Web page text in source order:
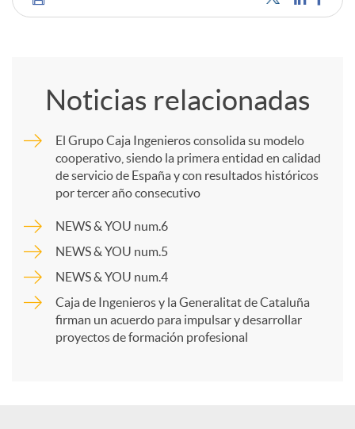
C
a
r
Noticias relacionadas
El Grupo Caja Ingenieros consolida su modelo
cooperativo, siendo la primera entidad en calidad
de servicio de España y con resultados históricos
por tercer año consecutivo
NEWS & YOU num.6
NEWS & YOU num.5
NEWS & YOU num.4
Caja de Ingenieros y la Generalitat de Cataluña
firman un acuerdo para impulsar y desarrollar
proyectos de formación profesional